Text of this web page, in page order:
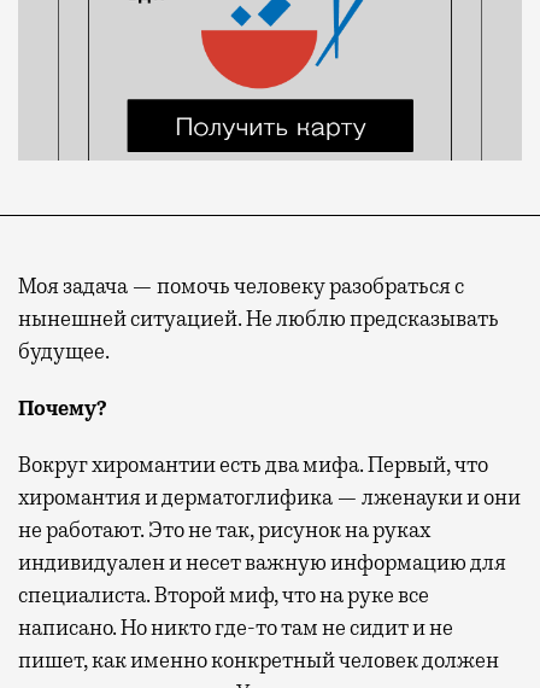
Моя задача — помочь человеку разобраться с
нынешней ситуацией. Не люблю предсказывать
будущее.
Почему?
Вокруг хиромантии есть два мифа. Первый, что
хиромантия и дерматоглифика — лженауки и они
не работают. Это не так, рисунок на руках
индивидуален и несет важную информацию для
специалиста. Второй миф, что на руке все
написано. Но никто где-то там не сидит и не
пишет, как именно конкретный человек должен